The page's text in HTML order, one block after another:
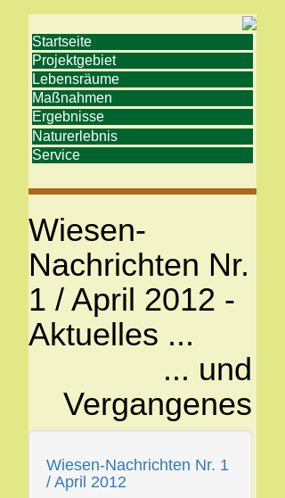
Startseite
Projektgebiet
Lebensräume
Maßnahmen
Ergebnisse
Naturerlebnis
Service
Wiesen-
Nachrichten Nr.
1 / April 2012 -
Aktuelles ...
... und
Vergangenes
Wiesen-Nachrichten Nr. 1
/ April 2012